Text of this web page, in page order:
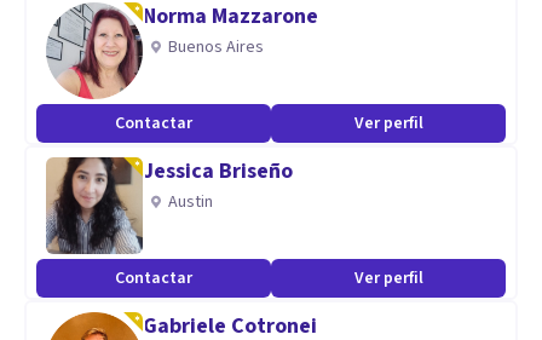
Norma Mazzarone
Buenos Aires
Contactar Ver perfil
Jessica Briseño
Austin
Contactar Ver perfil
Gabriele Cotronei